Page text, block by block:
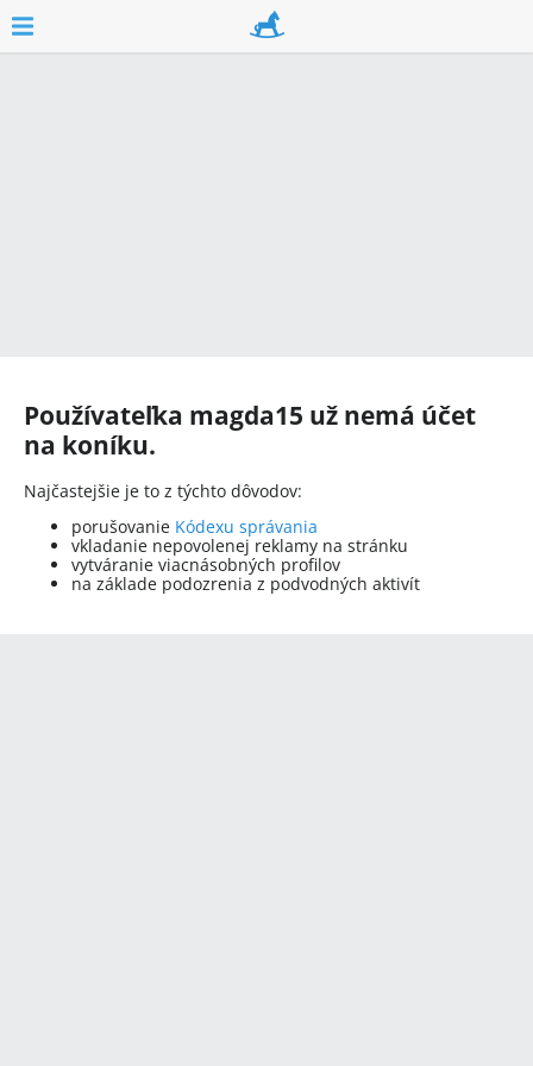
Používateľka magda15 už nemá účet
na koníku.
Najčastejšie je to z týchto dôvodov:
porušovanie Kódexu správania
vkladanie nepovolenej reklamy na stránku
vytváranie viacnásobných profilov
na základe podozrenia z podvodných aktivít